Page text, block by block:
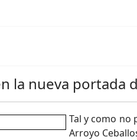
la nueva portada
Tal y como no
Arroyo